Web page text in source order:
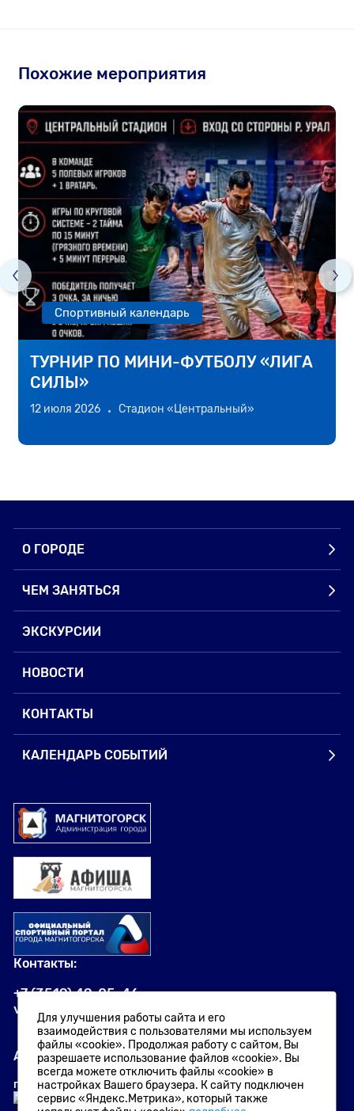
Похожие мероприятия
Спортивный календарь
ТУРНИР ПО МИНИ-ФУТБОЛУ «ЛИГА
СИЛЫ»
12 июля 2026 Стадион «Центральный»
О ГОРОДЕ
ЧЕМ ЗАНЯТЬСЯ
ЭКСКУРСИИ
НОВОСТИ
КОНТАКТЫ
КАЛЕНДАРЬ СОБЫТИЙ
Контакты:
+7 (3519) 49-05-46
visit.magnitogorsk@yandex.ru
Адрес:
г. Магнитогорск ,проспект Ленина, 72
Для улучшения работы сайта и его
взаимодействия с пользователями мы используем
файлы «cookie». Продолжая работу с сайтом, Вы
разрешаете использование файлов «cookie». Вы
всегда можете отключить файлы «cookie» в
настройках Вашего браузера. К сайту подключен
сервис «Яндекс.Метрика», который также